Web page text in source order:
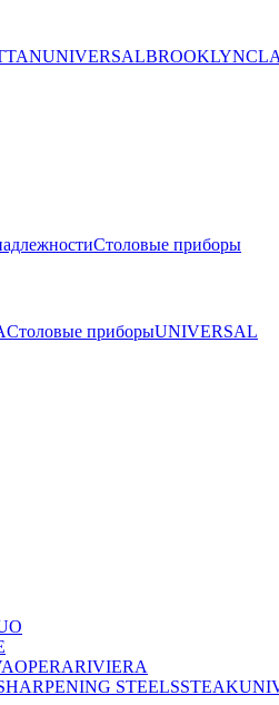
UNIVERSALBROOKLYN
Столовые приборы
Столовые приборыUNIVERSAL
OPERARIVIERA
STEELSSTEAK